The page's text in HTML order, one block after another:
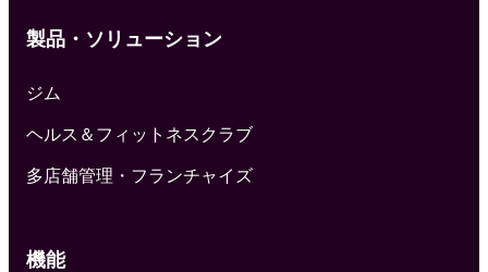
製品・ソリューション
ジム
ヘルス＆フィットネスクラブ
多店舗管理・フランチャイズ
機能